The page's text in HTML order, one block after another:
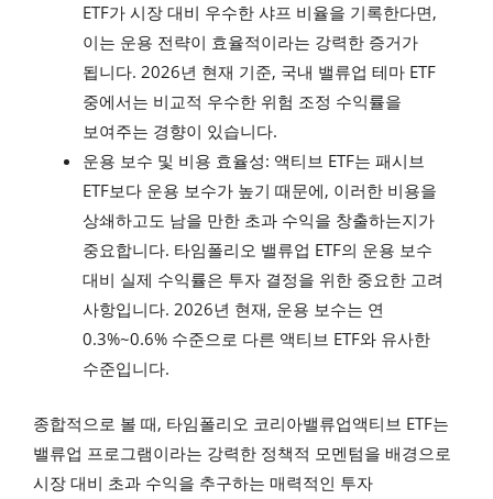
ETF가 시장 대비 우수한 샤프 비율을 기록한다면,
이는 운용 전략이 효율적이라는 강력한 증거가
됩니다. 2026년 현재 기준, 국내 밸류업 테마 ETF
중에서는 비교적 우수한 위험 조정 수익률을
보여주는 경향이 있습니다.
운용 보수 및 비용 효율성: 액티브 ETF는 패시브
ETF보다 운용 보수가 높기 때문에, 이러한 비용을
상쇄하고도 남을 만한 초과 수익을 창출하는지가
중요합니다. 타임폴리오 밸류업 ETF의 운용 보수
대비 실제 수익률은 투자 결정을 위한 중요한 고려
사항입니다. 2026년 현재, 운용 보수는 연
0.3%~0.6% 수준으로 다른 액티브 ETF와 유사한
수준입니다.
종합적으로 볼 때, 타임폴리오 코리아밸류업액티브 ETF는
밸류업 프로그램이라는 강력한 정책적 모멘텀을 배경으로
시장 대비 초과 수익을 추구하는 매력적인 투자